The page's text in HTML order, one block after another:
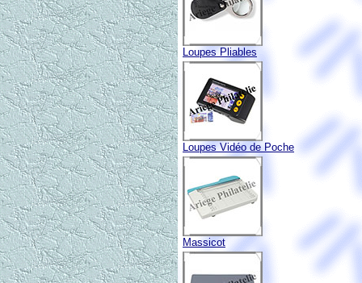
Loupes Pliables
Loupes Vidéo de Poche
Massicot